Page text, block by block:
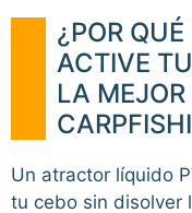
¿POR
ACTIVE
LA
Un atractor líquido
tu cebo sin disolver